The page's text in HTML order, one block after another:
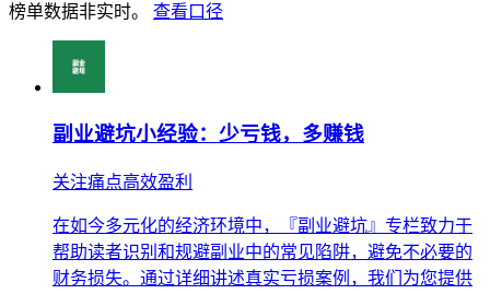
榜单数据非实时。 查看口径
副业避坑小经验：少亏钱，多赚钱
关注痛点高效盈利
在如今多元化的经济环境中，『副业避坑』专栏致力于
帮助读者识别和规避副业中的常见陷阱，避免不必要的
财务损失。通过详细讲述真实亏损案例，我们为您提供